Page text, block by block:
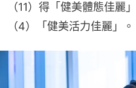
（11）得「健美體態佳麗
（4）「健美活力佳麗」。